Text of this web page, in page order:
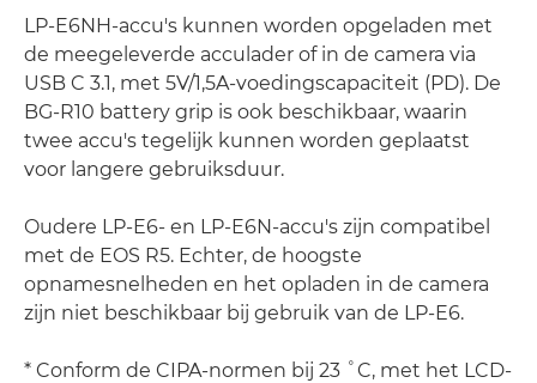
LP-E6NH-accu's kunnen worden opgeladen met
de meegeleverde acculader of in de camera via
USB C 3.1, met 5V/1,5A-voedingscapaciteit (PD). De
BG-R10 battery grip is ook beschikbaar, waarin
twee accu's tegelijk kunnen worden geplaatst
voor langere gebruiksduur.
Oudere LP-E6- en LP-E6N-accu's zijn compatibel
met de EOS R5. Echter, de hoogste
opnamesnelheden en het opladen in de camera
zijn niet beschikbaar bij gebruik van de LP-E6.
* Conform de CIPA-normen bij 23 ˚C, met het LCD-